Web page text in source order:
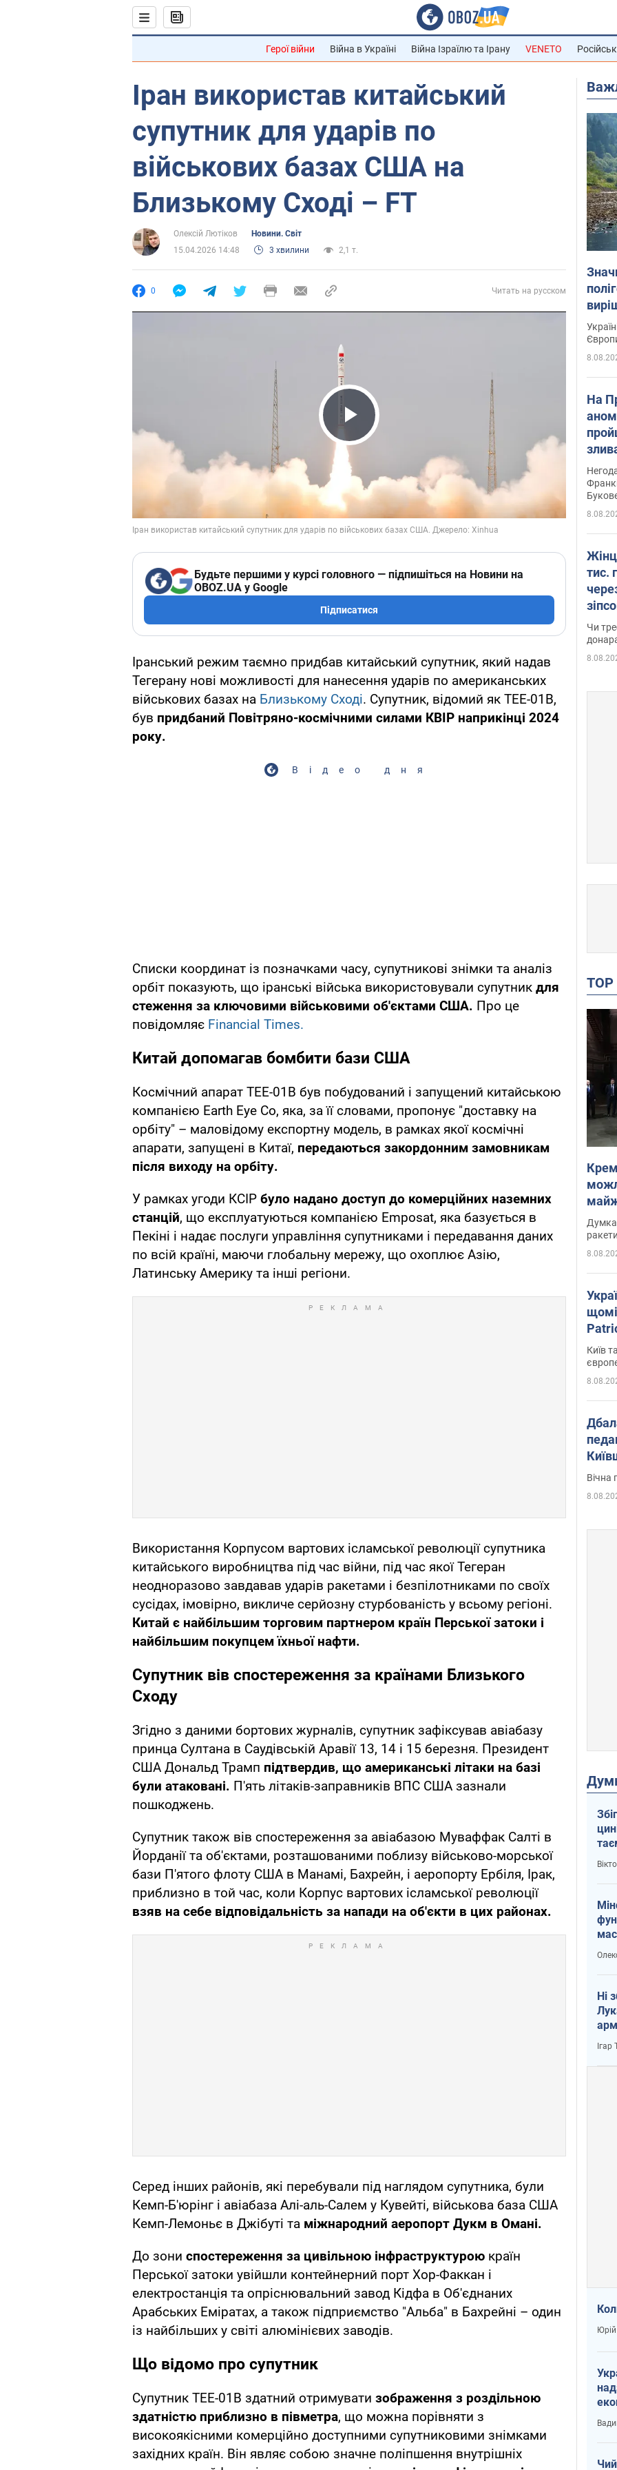
Герої війни Війна в Україні Війна Ізраїлю та Ірану VENETO
Іран використав китайський
супутник для ударів по
військових базах США на
Близькому Сході – FT
Олексій Лютіков
Новини. Світ
15.04.2026 14:48
3 хвилини 2,1 т.
0 Читать на русском
Play Video
Будьте першими у курсі головного — підпишіться на Новини на
OBOZ.UA у Google
Підписатися
Іранський режим таємно придбав китайський супутник, який надав
Тегерану нові можливості для нанесення ударів по американських
військових базах на Близькому Сході. Супутник, відомий як TEE-01B,
був придбаний Повітряно-космічними силами КВІР наприкінці 2024
року.
Відео дня
Списки координат із позначками часу, супутникові знімки та аналіз
орбіт показують, що іранські війська використовували супутник для
стеження за ключовими військовими об'єктами США. Про це
повідомляє Financial Times.
Китай допомагав бомбити бази США
Космічний апарат TEE-01B був побудований і запущений китайською
компанією Earth Eye Co, яка, за її словами, пропонує "доставку на
орбіту" – маловідому експортну модель, в рамках якої космічні
апарати, запущені в Китаї, передаються закордонним замовникам
після виходу на орбіту.
У рамках угоди КСІР було надано доступ до комерційних наземних
станцій, що експлуатуються компанією Emposat, яка базується в
Пекіні і надає послуги управління супутниками і передавання даних
по всій країні, маючи глобальну мережу, що охоплює Азію,
Латинську Америку та інші регіони.
Використання Корпусом вартових ісламської революції супутника
китайського виробництва під час війни, під час якої Тегеран
неодноразово завдавав ударів ракетами і безпілотниками по своїх
сусідах, імовірно, викличе серйозну стурбованість у всьому регіоні.
Китай є найбільшим торговим партнером країн Перської затоки і
найбільшим покупцем їхньої нафти.
Супутник вів спостереження за країнами Близького
Сходу
Згідно з даними бортових журналів, супутник зафіксував авіабазу
принца Султана в Саудівській Аравії 13, 14 і 15 березня. Президент
США Дональд Трамп підтвердив, що американські літаки на базі
були атаковані. П'ять літаків-заправників ВПС США зазнали
пошкоджень.
Супутник також вів спостереження за авіабазою Муваффак Салті в
Йорданії та об'єктами, розташованими поблизу військово-морської
бази П'ятого флоту США в Манамі, Бахрейн, і аеропорту Ербіля, Ірак,
приблизно в той час, коли Корпус вартових ісламської революції
взяв на себе відповідальність за напади на об'єкти в цих районах.
Серед інших районів, які перебували під наглядом супутника, були
Кемп-Б'юрінг і авіабаза Алі-аль-Салем у Кувейті, військова база США
Кемп-Лемоньє в Джібуті та міжнародний аеропорт Дукм в Омані.
До зони спостереження за цивільною інфраструктурою країн
Перської затоки увійшли контейнерний порт Хор-Факкан і
електростанція та опріснювальний завод Кідфа в Об'єднаних
Арабських Еміратах, а також підприємство "Альба" в Бахрейні – один
із найбільших у світі алюмінієвих заводів.
Що відомо про супутник
Супутник TEE-01B здатний отримувати зображення з роздільною
здатністю приблизно в півметра, що можна порівняти з
високоякісними комерційно доступними супутниковими знімками
західних країн. Він являє собою значне поліпшення внутрішніх
На
тис.
Чи
Думка,
Київ
Вічна
і
Ні